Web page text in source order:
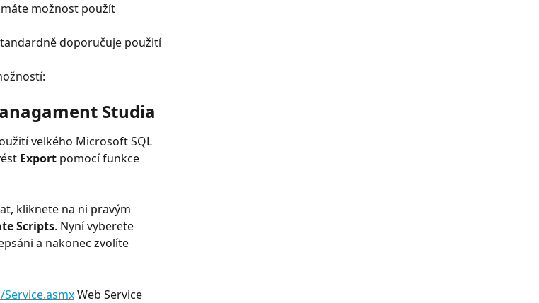
možnost použít
doporučuje použití
Studia
velkého Microsoft SQL
Export pomocí funkce
kliknete na ni pravým
Scripts. Nyní vyberete
a nakonec zvolíte
Web Service